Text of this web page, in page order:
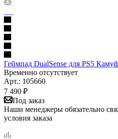
Геймпад DualSense для PS5
Временно отсутствует
Арт.: 105660
7 490 ₽
Под заказ
Наши менеджеры обязательно
условия заказа